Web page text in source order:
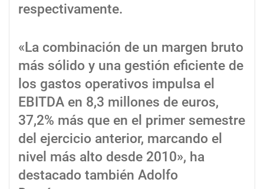
respectivamente.
«La combinación de un margen bruto
más sólido y una gestión eficiente de
los gastos operativos impulsa el
EBITDA en 8,3 millones de euros,
37,2% más que en el primer semestre
del ejercicio anterior, marcando el
nivel más alto desde 2010», ha
destacado también Adolfo